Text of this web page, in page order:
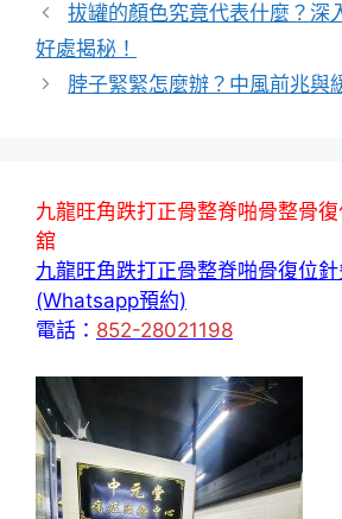
拔罐的顏色究竟代表什麼？深
好處揭秘！
脖子緊緊怎麼辦？中風前兆與
九龍旺角跌打正骨整脊啪骨整骨
舘
九龍旺角跌打正骨整脊啪骨復位
(Whatsapp預約)
電話： 852-28021198